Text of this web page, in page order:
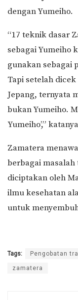
dengan Yumeiho.
“17 teknik dasar
sebagai Yumeiho
gunakan sebagai
Tapi setelah
Jepang, ternyata
bukan Yumeiho.
Yumeiho’,”
Zamatera
berbagai
diciptakan oleh
ilmu kesehatan
untuk
Tags: Pengobatan
zamatera